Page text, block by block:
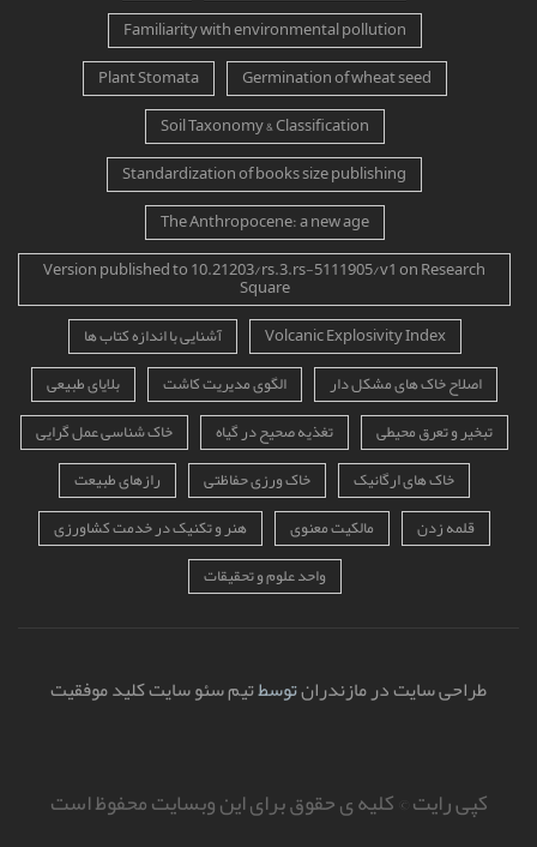
Familiarity with environmental pollution
Germination of wheat seed
Plant Stomata
Soil Taxonomy & Classification
Standardization of books size publishing
The Anthropocene: a new age
Version published to 10.21203/rs.3.rs-5111905/v1 on Research
Square
Volcanic Explosivity Index
آشنایی با اندازه کتاب ها
اصلاح خاک های مشکل دار
الگوی مدیریت کاشت
بلایای طبیعی
تبخیر و تعرق محیطی
تغذیه صحیح در گیاه
خاک شناسی عمل گرایی
خاک های ارگانیک
خاک ورزی حفاظتی
رازهای طبیعت
قلمه زدن
مالکیت معنوی
هنر و تکنیک در خدمت کشاورزی
واحد علوم و تحقیقات
طراحی سایت در مازندرانتوسطتیم سئو سایت کلید موفقیت
کپی رایت © کلیه ی حقوق برای این وبسایت محفوظ است